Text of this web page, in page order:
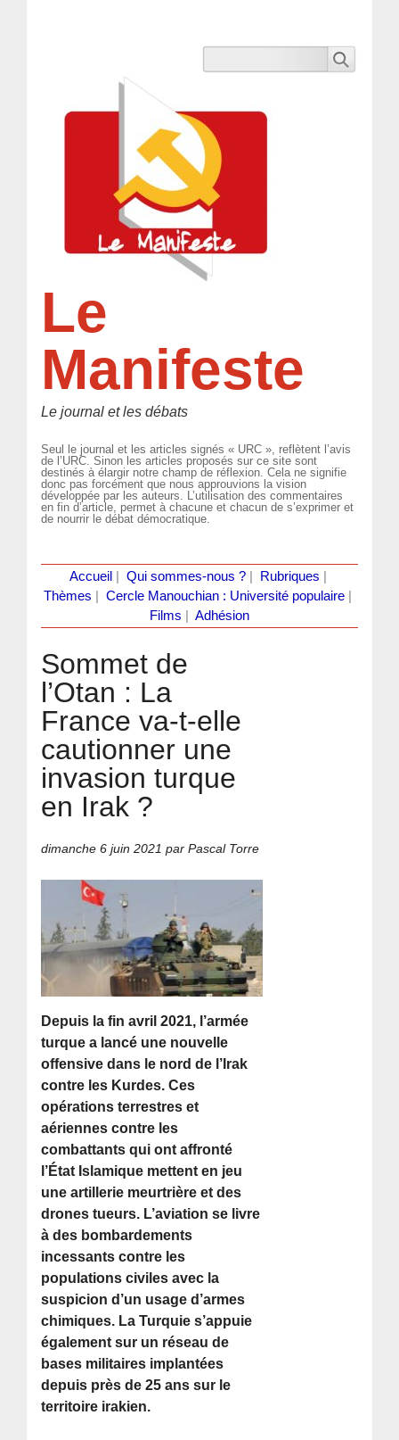
Le
Manifeste
Le journal et les débats
Seul le journal et les articles signés « URC », reflètent l’avis
de l’URC. Sinon les articles proposés sur ce site sont
destinés à élargir notre champ de réflexion. Cela ne signifie
donc pas forcément que nous approuvions la vision
développée par les auteurs. L’utilisation des commentaires
en fin d’article, permet à chacune et chacun de s’exprimer et
de nourrir le débat démocratique.
Accueil Qui sommes-nous ?| Rubriques
Thèmes
Cercle Manouchian : Université populaire
Films
Adhésion
Sommet de
l’Otan : La
France va-t-elle
cautionner une
invasion turque
en Irak ?
dimanche 6 juin 2021 par Pascal Torre
Depuis la fin avril 2021, l’armée
turque a lancé une nouvelle
offensive dans le nord de l’Irak
contre les Kurdes. Ces
opérations terrestres et
aériennes contre les
combattants qui ont affronté
l’État Islamique mettent en jeu
une artillerie meurtrière et des
drones tueurs. L’aviation se livre
à des bombardements
incessants contre les
populations civiles avec la
suspicion d’un usage d’armes
chimiques. La Turquie s’appuie
également sur un réseau de
bases militaires implantées
depuis près de 25 ans sur le
territoire irakien.